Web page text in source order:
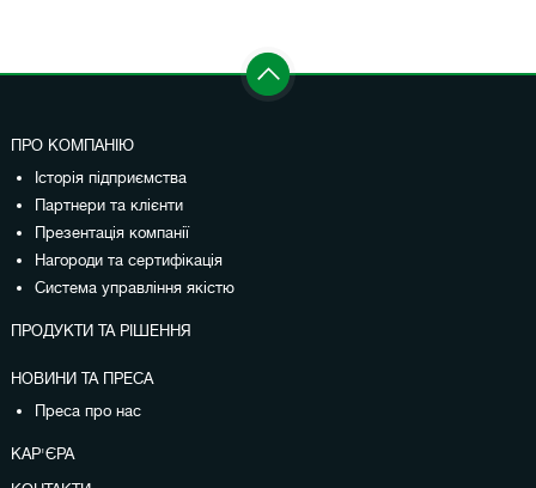
ПРО КОМПАНІЮ
Історія підприємства
Партнери та клієнти
Презентація компанії
Нагороди та сертифікація
Система управління якістю
ПРОДУКТИ ТА РІШЕННЯ
НОВИНИ ТА ПРЕСА
Преса про нас
КАР'ЄРА